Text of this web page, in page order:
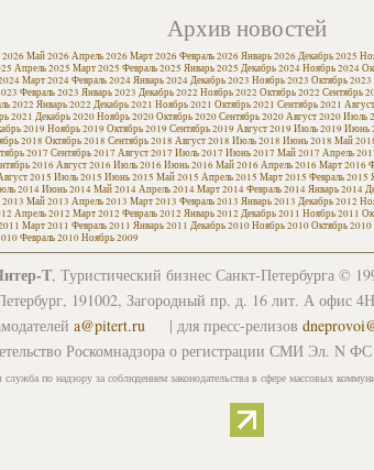
Архив новостей
Май 2026 Апрель 2026 Март 2026 Февраль 2026 Январь 2026 Декабрь 2025
Апрель 2025 Март 2025 Февраль 2025 Январь 2025 Декабрь 2024Ноябрь 2024
Март 2024Февраль 2024Январь 2024Декабрь 2023 Ноябрь 2023 Октябрь 2023
Февраль 2023 Январь 2023 Декабрь 2022 Ноябрь 2022 Октябрь 2022 Сентябрь
2022 Январь 2022 Декабрь 2021 Ноябрь 2021 Октябрь 2021 Сентябрь 2021
2021 Декабрь 2020Ноябрь 2020Октябрь 2020Сентябрь 2020Август 2020Июль
2019 Ноябрь 2019 Октябрь 2019 Сентябрь 2019 Август 2019 Июль 2019 Июнь
2018 Октябрь 2018 Сентябрь 2018 Август 2018 Июль 2018 Июнь 2018 Май
2017 Сентябрь 2017 Август 2017 Июль 2017 Июнь 2017 Май 2017 Апрель
2016 Август 2016 Июль 2016 Июнь 2016 Май 2016 Апрель 2016 Март 2016
2015 Июль 2015 Июнь 2015 Май 2015 Апрель 2015 Март 2015 Февраль 2015
2014Июнь 2014Май 2014Апрель 2014Март 2014Февраль 2014Январь 2014
Май 2013 Апрель 2013 Март 2013 Февраль 2013 Январь 2013 Декабрь 2012
Апрель 2012 Март 2012 Февраль 2012 Январь 2012 Декабрь 2011 Ноябрь 2011
Март 2011 Февраль 2011 Январь 2011 Декабрь 2010Ноябрь 2010Октябрь 2010
Февраль 2010Ноябрь 2009
Т, Туристический бизнес Санкт-Петербурга ©
191002, Загородный пр. д. 16 лит. А офис
a@pitert.ru | для пресс-релизов
Роскомнадзора о регистрации СМИ Эл. N
служба по надзору за соблюдением законодательства в сфере массовых